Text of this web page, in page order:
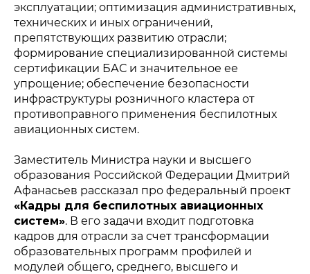
эксплуатации; оптимизация административных,
технических и иных ограничений,
препятствующих развитию отрасли;
формирование специализированной системы
сертификации БАС и значительное ее
упрощение; обеспечение безопасности
инфраструктуры розничного кластера от
противоправного применения беспилотных
авиационных систем.
Заместитель Министра науки и высшего
образования Российской Федерации Дмитрий
Афанасьев рассказал про федеральный проект
«Кадры для беспилотных авиационных
систем». В его задачи входит подготовка
кадров для отрасли за счет трансформации
образовательных программ профилей и
модулей общего, среднего, высшего и
Политика конфиденциальности
© 2015-2026 НАУРР. Все права защищены.
При использовании материалов ссылка на ROBOTUNION.RU —